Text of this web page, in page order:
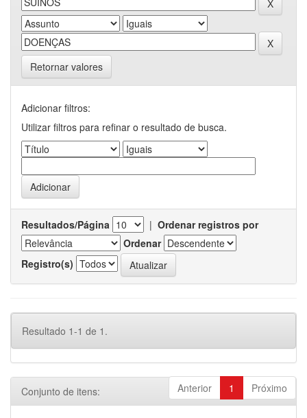
Retornar valores
Adicionar filtros:
Utilizar filtros para refinar o resultado de busca.
Resultados/Página | Ordenar registros por
Ordenar
Registro(s)
Resultado 1-1 de 1.
Anterior 1 Próximo
Conjunto de itens: